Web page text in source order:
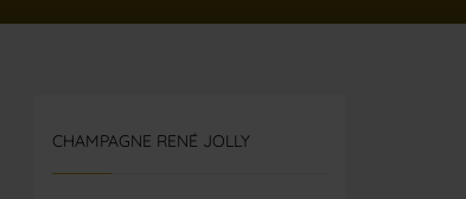
CHAMPAGNE RENÉ JOLLY